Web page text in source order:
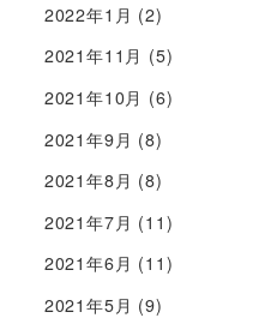
2022年1月 (2)
2021年11月 (5)
2021年10月 (6)
2021年9月 (8)
2021年8月 (8)
2021年7月 (11)
2021年6月 (11)
2021年5月 (9)